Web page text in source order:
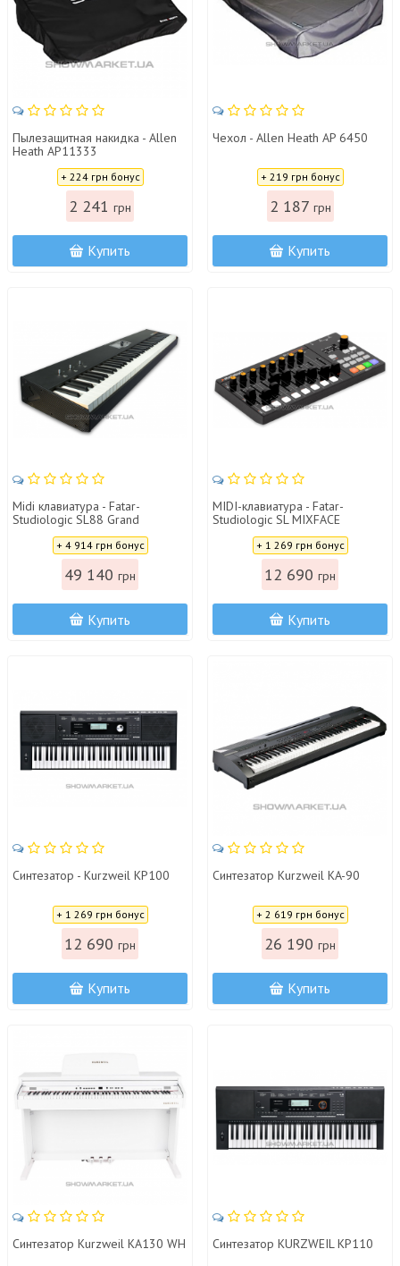
Пылезащитная накидка - Allen
Heath AP11333
+ 224 грн бонус
2 241 грн
Купить
Чехол - Allen Heath AP 6450
+ 219 грн бонус
2 187 грн
Купить
Midi клавиатура - Fatar-
Studiologic SL88 Grand
+ 4 914 грн бонус
49 140 грн
Купить
MIDI-клавиатура - Fatar-
Studiologic SL MIXFACE
+ 1 269 грн бонус
12 690 грн
Купить
Cинтезатор - Kurzweil KP100
+ 1 269 грн бонус
12 690 грн
Купить
Синтезатор Kurzweil KA-90
+ 2 619 грн бонус
26 190 грн
Купить
Синтезатор Kurzweil KA130 WH
Синтезатор KURZWEIL KP110